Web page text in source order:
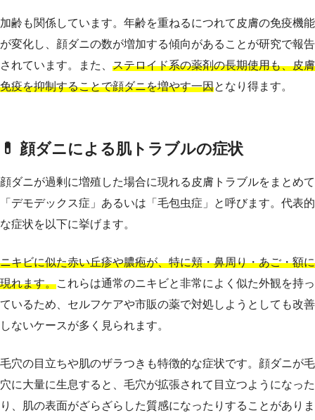
加齢も関係しています。年齢を重ねるにつれて皮膚の免疫機能
が変化し、顔ダニの数が増加する傾向があることが研究で報告
されています。また、 ステロイド系の薬剤の長期使用も、皮膚
免疫を抑制することで顔ダニを増やす一因となり得ます。
💊 顔ダニによる肌トラブルの症状
顔ダニが過剰に増殖した場合に現れる皮膚トラブルをまとめて
「デモデックス症」あるいは「毛包虫症」と呼びます。代表的
な症状を以下に挙げます。
ニキビに似た赤い丘疹や膿疱が、特に頬・鼻周り・あご・額に
現れます。これらは通常のニキビと非常によく似た外観を持っ
ているため、セルフケアや市販の薬で対処しようとしても改善
しないケースが多く見られます。
毛穴の目立ちや肌のザラつきも特徴的な症状です。顔ダニが毛
穴に大量に生息すると、毛穴が拡張されて目立つようになった
り、肌の表面がざらざらした質感になったりすることがありま